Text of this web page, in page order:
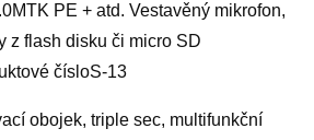
PE + atd. Vestavěný mikrofon,
z flash disku či micro SD
čísloS-13
obojek, triple sec, multifunkční